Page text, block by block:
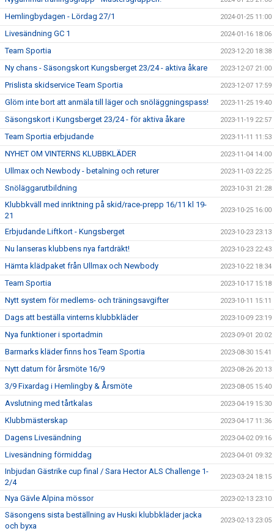
Hemlingbydagen - Lördag 27/1 2024-01-25 11:00
Livesändning GC 1 2024-01-16 18:06
Team Sportia 2023-12-20 18:38
Ny chans - Säsongskort Kungsberget 23/24 - aktiva åkare 2023-12-07 21:00
Prislista skidservice Team Sportia 2023-12-07 17:59
Glöm inte bort att anmäla till läger och snöläggningspass! 2023-11-25 19:40
Säsongskort i Kungsberget 23/24 - för aktiva åkare 2023-11-19 22:57
Team Sportia erbjudande 2023-11-11 11:53
NYHET OM VINTERNS KLUBBKLÄDER 2023-11-04 14:00
Ullmax och Newbody - betalning och returer 2023-11-03 22:25
Snöläggarutbildning 2023-10-31 21:28
Klubbkväll med inriktning på skid/race-prepp 16/11 kl 19-
21
2023-10-25 16:00
Erbjudande Liftkort - Kungsberget 2023-10-23 23:13
Nu lanseras klubbens nya fartdräkt! 2023-10-23 22:43
Hämta klädpaket från Ullmax och Newbody 2023-10-22 18:34
Team Sportia 2023-10-17 15:18
Nytt system för medlems- och träningsavgifter 2023-10-11 15:11
Dags att beställa vinterns klubbkläder 2023-10-09 23:19
Nya funktioner i sportadmin 2023-09-01 20:02
Barmarks kläder finns hos Team Sportia 2023-08-30 15:41
Nytt datum för årsmöte 16/9 2023-08-26 20:13
3/9 Fixardag i Hemlingby & Årsmöte 2023-08-05 15:40
Avslutning med tårtkalas 2023-04-19 15:30
Klubbmästerskap 2023-04-17 11:36
Dagens Livesändning 2023-04-02 09:16
Livesändning förmiddag 2023-04-01 09:32
Inbjudan Gästrike cup final / Sara Hector ALS Challenge 1-
2/4
2023-03-24 18:15
Nya Gävle Alpina mössor 2023-02-13 23:10
Säsongens sista beställning av Huski klubbkläder jacka
och byxa
2023-02-13 23:05